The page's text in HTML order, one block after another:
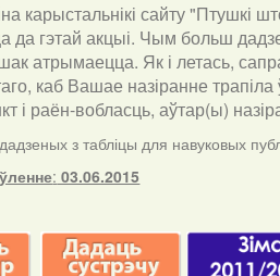
карыстальнікі сайту "Птушкі
да гэтай акцыі. Чым больш
атрымаецца. Як і летась,
каб Вашае назіранне
і раён-вобласць, аўтар(ы)
з табліцы для навуковых
: 03.06.2015